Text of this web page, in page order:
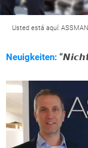
Usted está aquí:
Neuigkeiten: